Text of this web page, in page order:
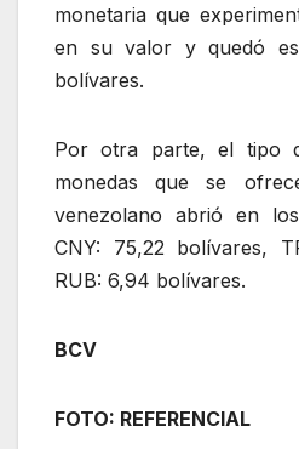
monetaria que
en su valor y quedó
bolívares.
Por otra parte, el tipo
monedas que se
venezolano abrió en
CNY: 75,22 bolívares,
RUB: 6,94 bolívares.
BCV
FOTO: REFERENCIAL